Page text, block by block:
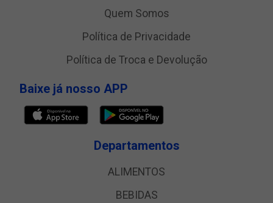
Quem Somos
Política de Privacidade
Política de Troca e Devolução
Baixe já nosso APP
Departamentos
ALIMENTOS
BEBIDAS